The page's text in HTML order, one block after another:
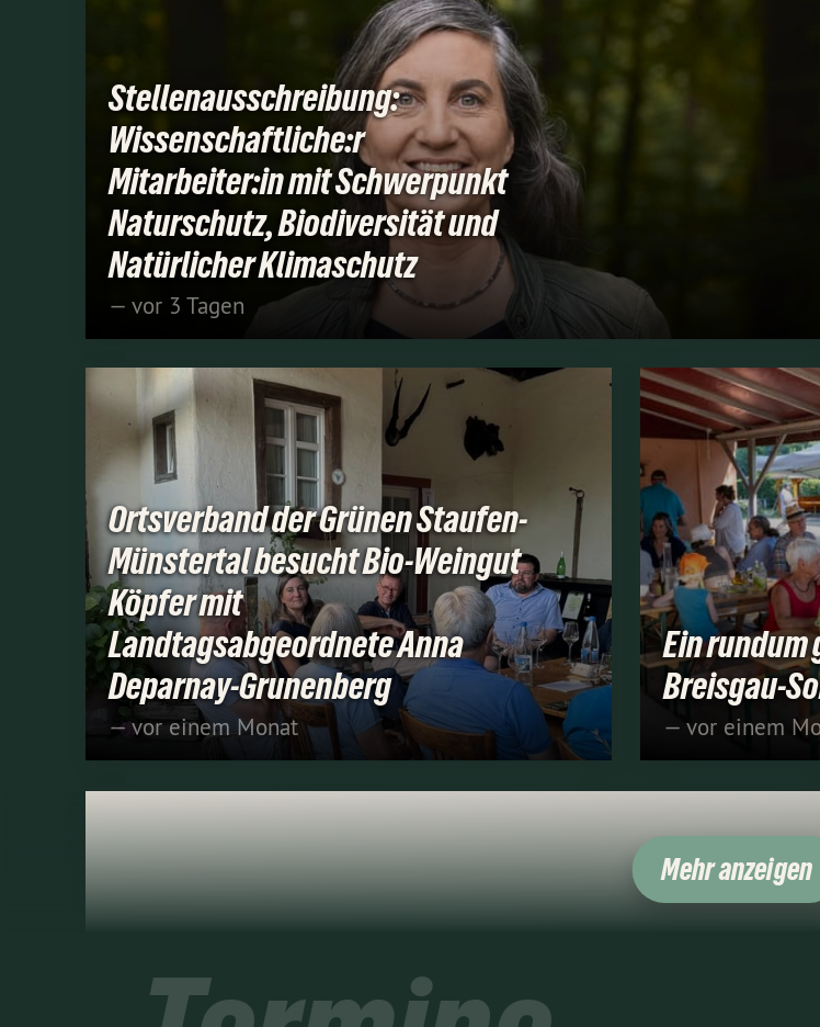
Stellenausschreibung:
Wissenschaftliche:r
Mitarbeiter:in mit Schwerpunkt
Naturschutz, Biodiversität und
Natürlicher Klimaschutz
— vor 3 Tagen
Ortsverband der Grünen Staufen-
Münstertal besucht Bio-Weingut
Köpfer mit
Landtagsabgeordnete Anna
Deparnay-Grunenberg
— vor einem Monat
Ein rundum
Breisgau-
— vor einem
Mehr anzeigen